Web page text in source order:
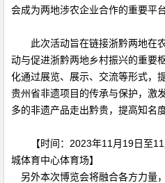
会成为两地涉农企业合作的重要平
此次活动旨在链接浙黔两地在
动与促进浙黔两地乡村振兴的重要
化通过展览、展示、交流等形式，
贵州省非遗项目的传承与保护，激
多的非遗产品走出黔贵，提高知名
【时间：2023年11月19日至
城体育中心体育场】
另外本次博览会将融合各方力量